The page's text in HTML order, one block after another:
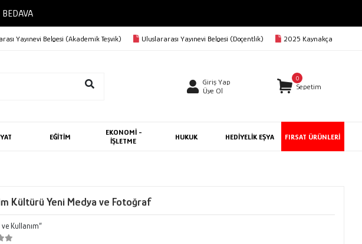
Yayınevi Belgesi (Akademik Teşvik) Uluslararası Yayınevi Belgesi (Doçentlik) 2025 Kaynakça
Giriş Yap
Üye Ol
0
Sepetim
EĞİTİM
EKONOMİ -
İŞLETME
HUKUK HEDİYELİK EŞYA FIRSAT ÜRÜNLERİ
Kültürü Yeni Medya ve Fotoğraf
Kullanım”